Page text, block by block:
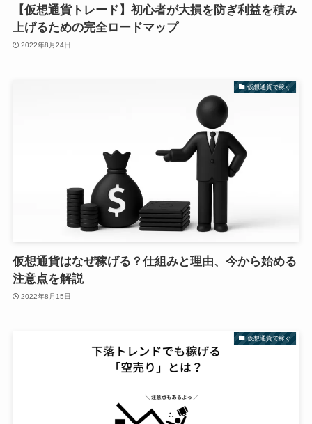
【仮想通貨トレード】初心者が大損を防ぎ利益を積み
上げるための完全ロードマップ
2022年8月24日
仮想通貨で稼ぐ
仮想通貨はなぜ稼げる？仕組みと理由、今から始める
注意点を解説
2022年8月15日
仮想通貨で稼ぐ